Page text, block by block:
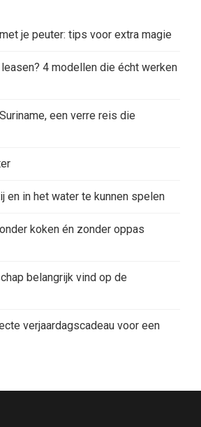
je peuter: tips voor extra magie
4 modellen die écht werken
een verre reis die
en in het water te kunnen spelen
koken én zonder oppas
belangrijk vind op de
verjaardagscadeau voor een